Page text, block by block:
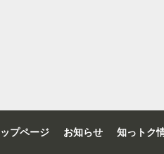
ップページ お知らせ 知っトク